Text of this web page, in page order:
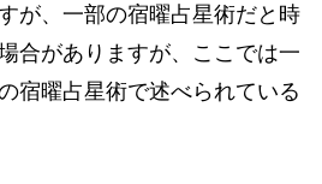
が、一部の宿曜占星術だと時
合がありますが、ここでは一
宿曜占星術で述べられている